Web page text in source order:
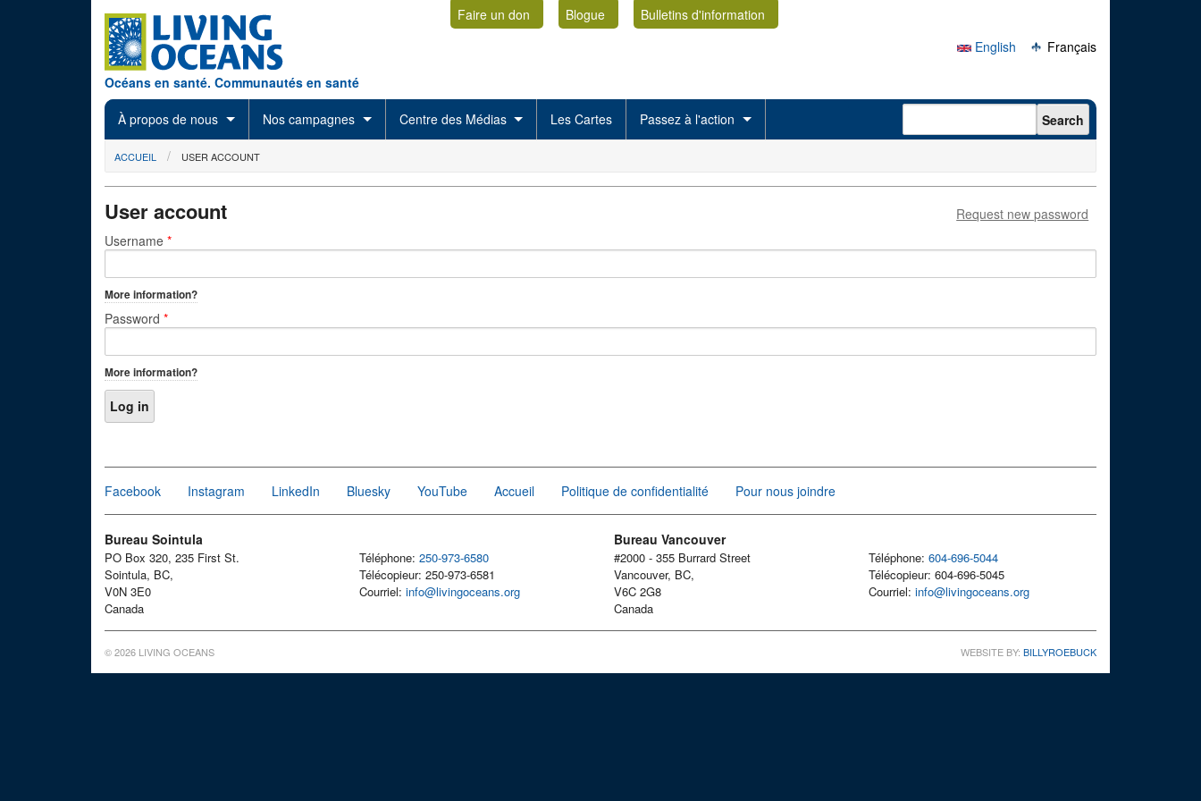
Océans en santé. Communautés en santé
Faire un don Blogue
Bulletins d'information
English
Français
À propos de nous Nos campagnes Centre des Médias Les Cartes Passez à l'action Search form Search
You are here
ACCUEIL USER ACCOUNT
User account
Primary tabs
Request new password
Username *
More information?
Password *
More information?
Facebook Instagram LinkedIn Bluesky YouTube Accueil Politique de confidentialité Pour nous joindre
Bureau Sointula
PO Box 320, 235 First St.
Sointula, BC,
V0N 3E0
Canada
Téléphone: 250-973-6580
Télécopieur: 250-973-6581
Courriel: info@livingoceans.org
Bureau Vancouver
#2000 - 355 Burrard Street
Vancouver, BC,
V6C 2G8
Canada
Téléphone: 604-696-5044
Télécopieur: 604-696-5045
Courriel: info@livingoceans.org
© 2026 LIVING OCEANS WEBSITE BY: BILLYROEBUCK